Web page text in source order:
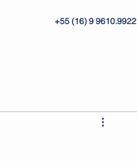
+55 (16) 9 9610.9922